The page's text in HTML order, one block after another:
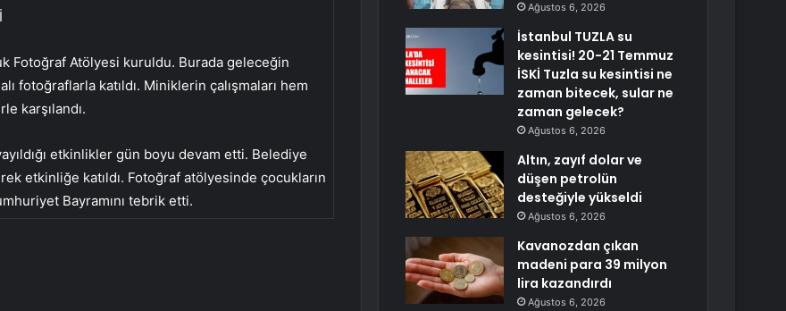
Fotoğraf Atölyesi kuruldu. Burada geleceğin
fotoğraflarla katıldı. Miniklerin çalışmaları hem
karşılandı.
etkinlikler gün boyu devam etti. Belediye
etkinliğe katıldı. Fotoğraf atölyesinde çocukların
Bayramını tebrik etti.
Ağustos 6, 2026
İstanbul TUZLA su
kesintisi! 20-21 Temmuz
İSKİ Tuzla su kesintisi ne
zaman bitecek, sular ne
zaman gelecek?
Ağustos 6, 2026
Altın, zayıf dolar ve
düşen petrolün
desteğiyle yükseldi
Ağustos 6, 2026
Kavanozdan çıkan
madeni para 39 milyon
lira kazandırdı
Ağustos 6, 2026